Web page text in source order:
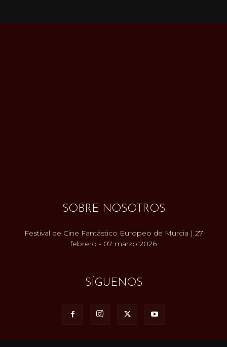
SOBRE NOSOTROS
Festival de Cine Fantástico Europeo de Murcia | 27
febrero - 07 marzo 2026
SÍGUENOS